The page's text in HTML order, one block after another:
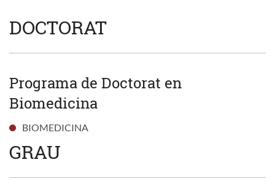
DOCTORAT
Programa de Doctorat en
Biomedicina
BIOMEDICINA
GRAU